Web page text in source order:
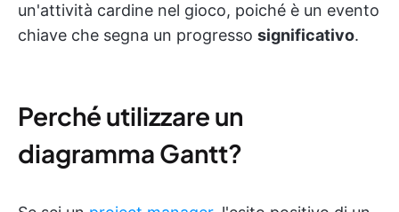
un'attività cardine nel gioco, poiché è un evento
chiave che segna un progresso significativo.
Perché utilizzare un
diagramma Gantt?